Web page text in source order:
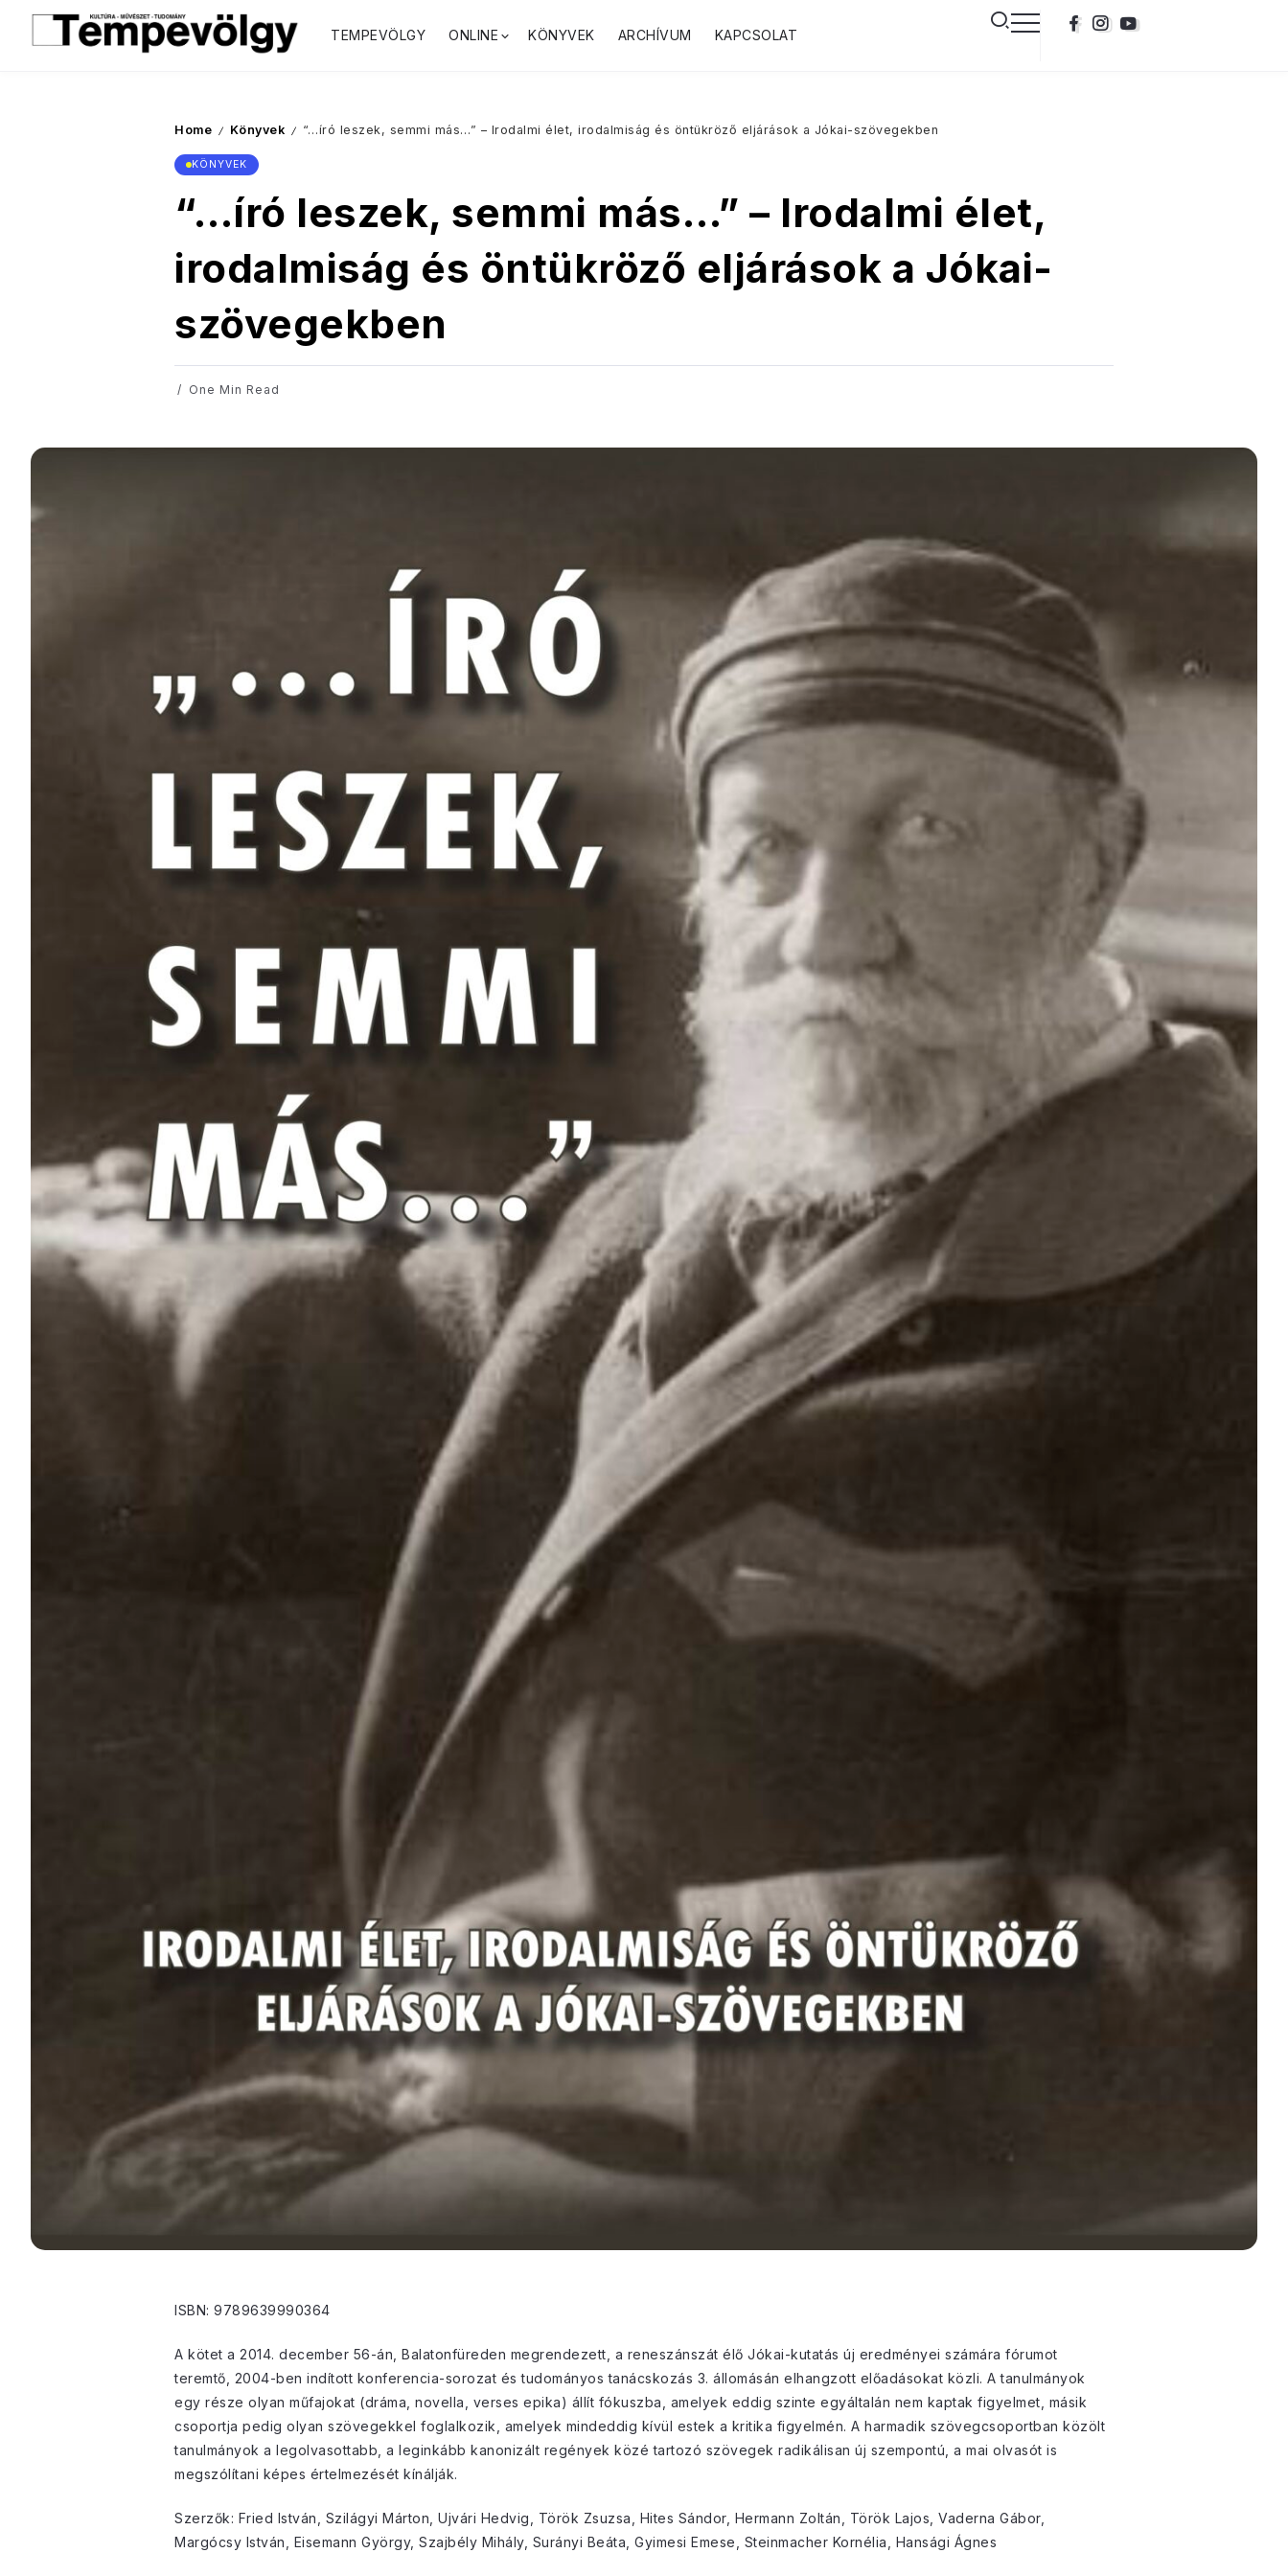
TEMPEVÖLGY ONLINE KÖNYVEK ARCHÍVUM KAPCSOLAT
Home / Könyvek / “…író leszek, semmi más…” – Irodalmi élet, irodalmiság és öntükröző eljárások a Jókai-szövegekben
KÖNYVEK
“…író leszek, semmi más…” – Irodalmi élet,
irodalmiság és öntükröző eljárások a Jókai-
szövegekben
One Min Read
ISBN: 9789639990364
A kötet a 2014. december 56-án, Balatonfüreden megrendezett, a reneszánszát élő Jókai-kutatás új eredményei számára fórumot
teremtő, 2004-ben indított konferencia-sorozat és tudományos tanácskozás 3. állomásán elhangzott előadásokat közli. A tanulmányok
egy része olyan műfajokat (dráma, novella, verses epika) állít fókuszba, amelyek eddig szinte egyáltalán nem kaptak figyelmet, másik
csoportja pedig olyan szövegekkel foglalkozik, amelyek mindeddig kívül estek a kritika figyelmén. A harmadik szövegcsoportban közölt
tanulmányok a legolvasottabb, a leginkább kanonizált regények közé tartozó szövegek radikálisan új szempontú, a mai olvasót is
megszólítani képes értelmezését kínálják.
Szerzők: Fried István, Szilágyi Márton, Ujvári Hedvig, Török Zsuzsa, Hites Sándor, Hermann Zoltán, Török Lajos, Vaderna Gábor,
Margócsy István, Eisemann György, Szajbély Mihály, Surányi Beáta, Gyimesi Emese, Steinmacher Kornélia, Hansági Ágnes